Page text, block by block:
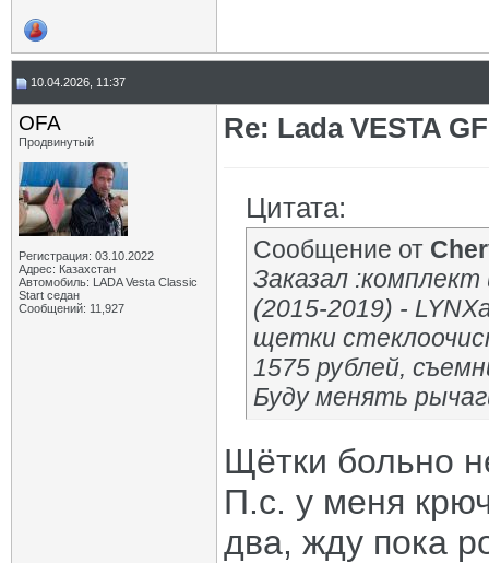
10.04.2026, 11:37
OFA
Продвинутый
Регистрация: 03.10.2022
Адрес: Казахстан
Автомобиль: LADA Vesta Classic
Start седан
Сообщений: 11,927
Re: Lada VESTA
Цитата:
Сообщение от
Заказал
(2015-2019) -
щетки
1575 рублей,
Буду менять
Щётки больно
П.с. у меня
два, жду пока